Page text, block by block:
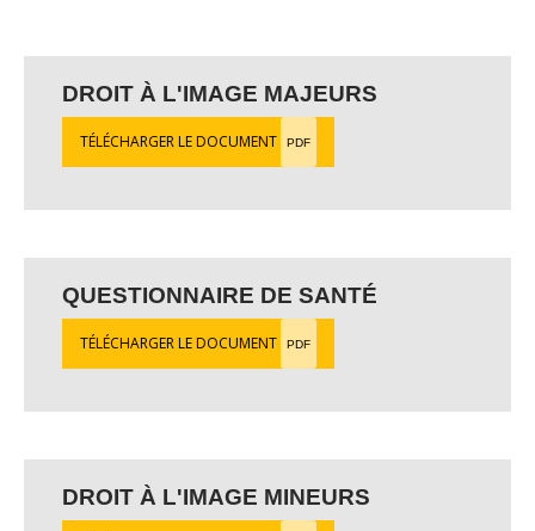
DROIT À L'IMAGE MAJEURS
TÉLÉCHARGER LE DOCUMENT PDF
QUESTIONNAIRE DE SANTÉ
TÉLÉCHARGER LE DOCUMENT PDF
DROIT À L'IMAGE MINEURS